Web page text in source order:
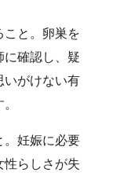
と。卵巣を
に確認し、疑
いがけない有
。妊娠に必要
性らしさが失